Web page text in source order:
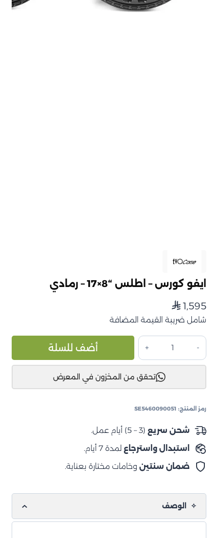
ايفو كورس – اطلس “8×17 – رمادي
⃁ 1,595
شامل ضريبة القيمة المضافة
كمية
كورس
اطلس
–
رمادي
أضف للسلة
تحقق من المخزون في المعرض
رمز المنتج: SE5460090051
شحن سريع (3 – 5) أيام عمل.
استبدال واسترجاع لمدة 7 أيام.
ضمان سنتين وخامات مختارة بعناية.
الوصف